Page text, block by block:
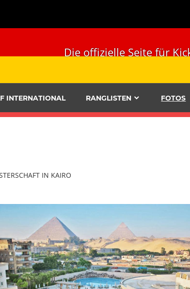
Die offizielle Seite für
INTERNATIONAL RANGLISTEN FOTOS
IN KAIRO